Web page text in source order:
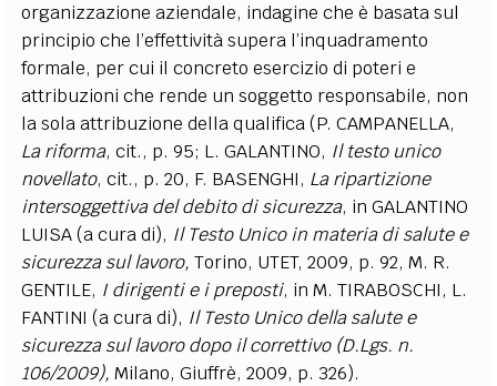
organizzazione aziendale, indagine che è basata sul
principio che l’effettività supera l’inquadramento
formale, per cui il concreto esercizio di poteri e
attribuzioni che rende un soggetto responsabile, non
la sola attribuzione della qualifica (P. CAMPANELLA,
La riforma, cit., p. 95; L. GALANTINO, Il testo unico
novellato, cit., p. 20, F. BASENGHI, La ripartizione
intersoggettiva del debito di sicurezza, in GALANTINO
LUISA (a cura di), Il Testo Unico in materia di salute e
sicurezza sul lavoro, Torino, UTET, 2009, p. 92, M. R.
GENTILE, I dirigenti e i preposti, in M. TIRABOSCHI, L.
FANTINI (a cura di), Il Testo Unico della salute e
sicurezza sul lavoro dopo il correttivo (D.Lgs. n.
106/2009), Milano, Giuffrè, 2009, p. 326).